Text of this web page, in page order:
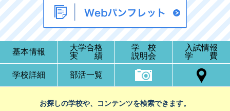
基本情報
大学合格
実 績
学 校
説明会
入試情報
学 費
学校詳細 部活一覧
お探しの学校や、コンテンツを検索できます。